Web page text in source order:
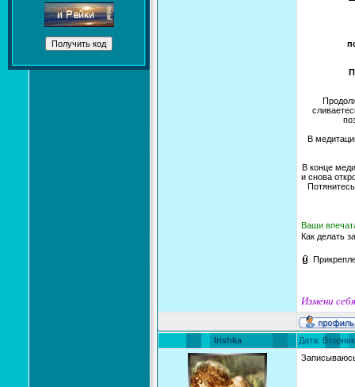
В
В конце
и снова
Ваши
Как делать
Измени
Irishka Дата: